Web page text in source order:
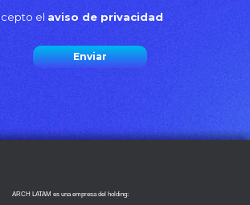
el aviso de privacidad
ARCH LATAM es una empresa del holding: